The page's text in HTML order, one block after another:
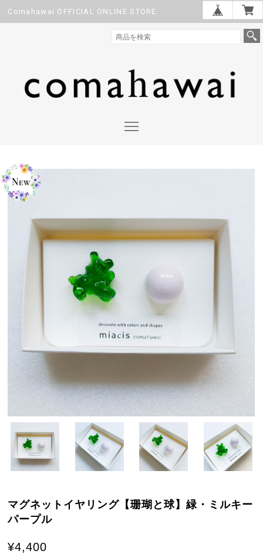
Comahawai OFFICIAL ONLINE STORE
マグネットイヤリング【珊瑚と球】緑・ミルキー
パープル
¥4,400